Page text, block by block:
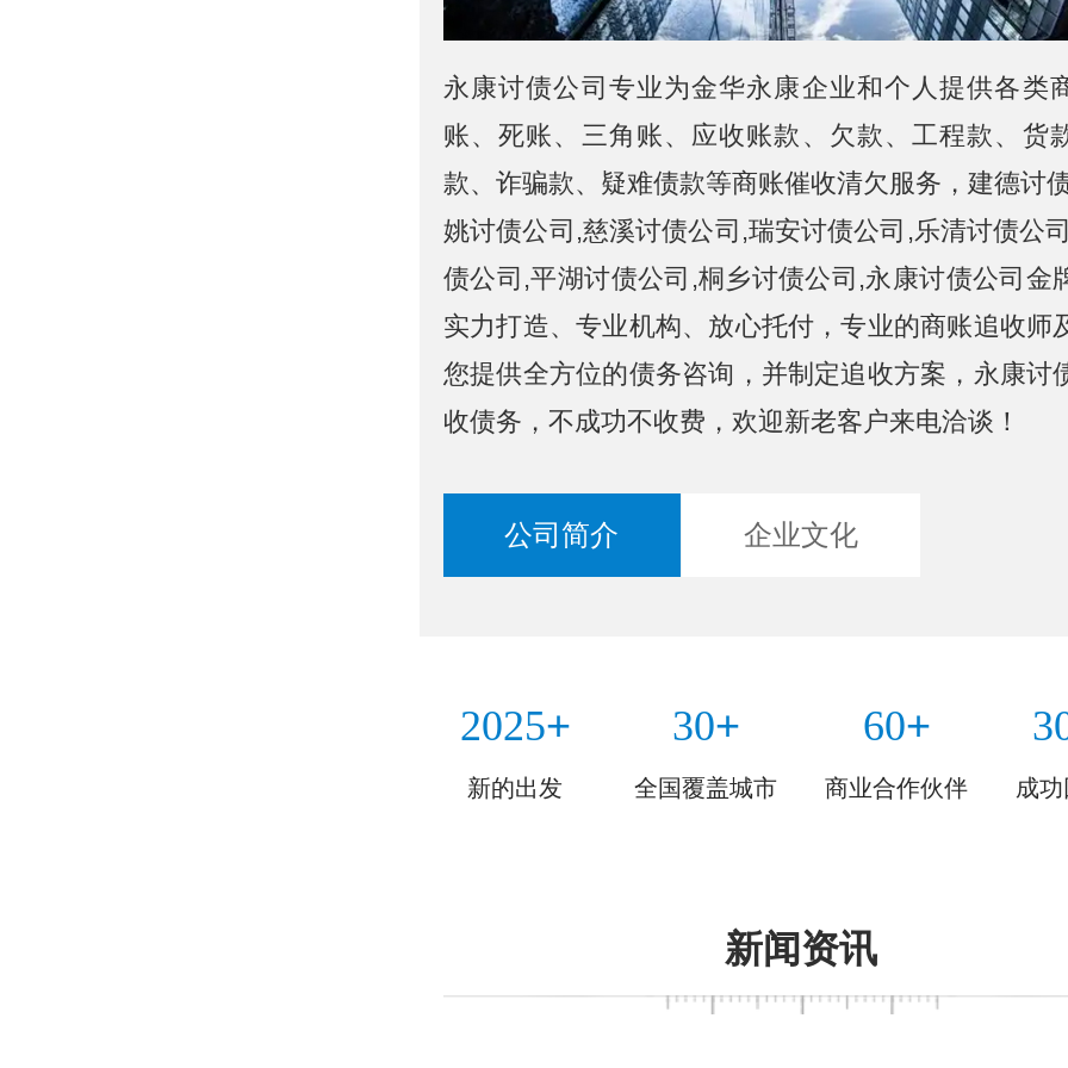
永康讨债公司专业为金华永康企业和个人提供各类
账、死账、三角账、应收账款、欠款、工程款、货
款、诈骗款、疑难债款等商账催收清欠服务，建德讨
姚讨债公司,慈溪讨债公司,瑞安讨债公司,乐清讨债公
债公司,平湖讨债公司,桐乡讨债公司,永康讨债公司金
实力打造、专业机构、放心托付，专业的商账追收师
您提供全方位的债务咨询，并制定追收方案，永康讨
收债务，不成功不收费，欢迎新老客户来电洽谈！
公司简介 企业文化
2025+
新的出发
30+
全国覆盖城市
60+
商业合作伙伴 成
新闻资讯